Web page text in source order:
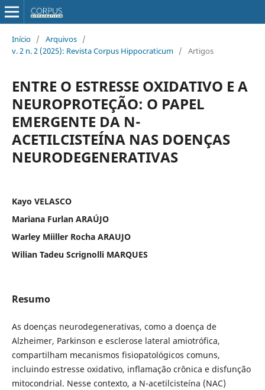
Início / Arquivos /
v. 2 n. 2 (2025): Revista Corpus Hippocraticum / Artigos
ENTRE O ESTRESSE OXIDATIVO E A
NEUROPROTEÇÃO: O PAPEL
EMERGENTE DA N-
ACETILCISTEÍNA NAS DOENÇAS
NEURODEGENERATIVAS
Kayo VELASCO
Mariana Furlan ARAÚJO
Warley Miiller Rocha ARAUJO
Wilian Tadeu Scrignolli MARQUES
Resumo
As doenças neurodegenerativas, como a doença de
Alzheimer, Parkinson e esclerose lateral amiotrófica,
compartilham mecanismos fisiopatológicos comuns,
incluindo estresse oxidativo, inflamação crônica e disfunção
mitocondrial. Nesse contexto, a N-acetilcisteína (NAC)